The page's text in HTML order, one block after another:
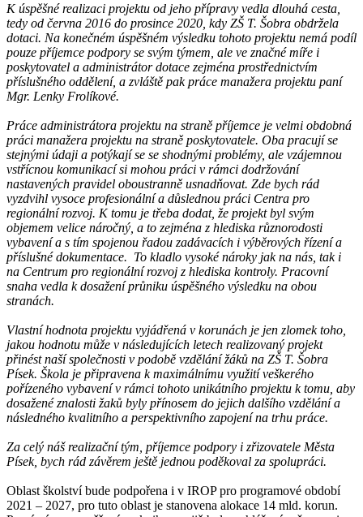
K úspěšné realizaci projektu od jeho přípravy vedla dlouhá cesta,
tedy od června 2016 do prosince 2020, kdy ZŠ T. Šobra obdržela
dotaci. Na konečném úspěšném výsledku tohoto projektu nemá podíl
pouze příjemce podpory se svým týmem, ale ve značné míře i
poskytovatel a administrátor dotace zejména prostřednictvím
příslušného oddělení, a zvláště pak práce manažera projektu paní
Mgr. Lenky Frolíkové.
Práce administrátora projektu na straně příjemce je velmi obdobná
práci manažera projektu na straně poskytovatele. Oba pracují se
stejnými údaji a potýkají se se shodnými problémy, ale vzájemnou
vstřícnou komunikací si mohou práci v rámci dodržování
nastavených pravidel oboustranně usnadňovat. Zde bych rád
vyzdvihl vysoce profesionální a důslednou práci Centra pro
regionální rozvoj. K tomu je třeba dodat, že projekt byl svým
objemem velice náročný, a to zejména z hlediska různorodosti
vybavení a s tím spojenou řadou zadávacích i výběrových řízení a
příslušné dokumentace. To kladlo vysoké nároky jak na nás, tak i
na Centrum pro regionální rozvoj z hlediska kontroly. Pracovní
snaha vedla k dosažení průniku úspěšného výsledku na obou
stranách.
Vlastní hodnota projektu vyjádřená v korunách je jen zlomek toho,
jakou hodnotu může v následujících letech realizovaný projekt
přinést naší společnosti v podobě vzdělání žáků na ZŠ T. Šobra
Písek. Škola je připravena k maximálnímu využití veškerého
pořízeného vybavení v rámci tohoto unikátního projektu k tomu, aby
dosažené znalosti žaků byly přínosem do jejich dalšího vzdělání a
následného kvalitního a perspektivního zapojení na trhu práce.
Za celý náš realizační tým, příjemce podpory i zřizovatele Města
Písek, bych rád závěrem ještě jednou poděkoval za spolupráci.
Oblast školství bude podpořena i v IROP pro programové období
2021 – 2027, pro tuto oblast je stanovena alokace 14 mld. korun.